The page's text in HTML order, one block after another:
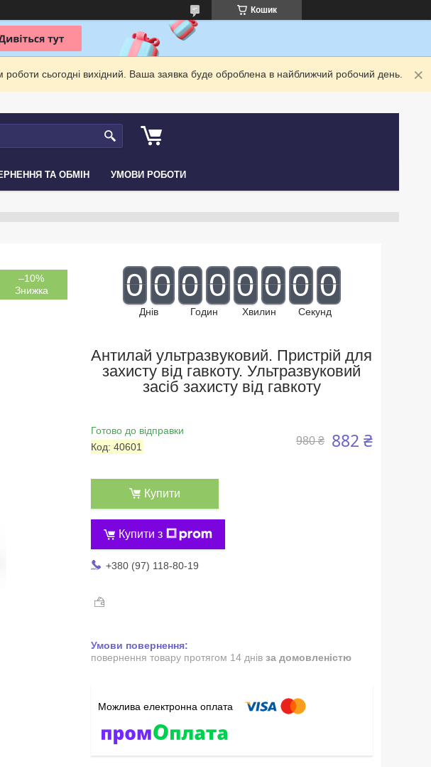
Кошик
сьогодні вихідний. Ваша заявка буде оброблена в найближчий робочий день.
ТА ОБМІН УМОВИ РОБОТИ
–10% 0 0
Днів
0 0
Годин
0 0
Хвилин
0 0
Секунд
Антилай ультразвуковий. Пристрій для
захисту від гавкоту. Ультразвуковий
засіб захисту від гавкоту
Готово до відправки
Код: 40601 980 ₴ 882 ₴
Купити
Купити з
+380 (97) 118-80-19
повернення товару протягом 14 днів за домовленістю